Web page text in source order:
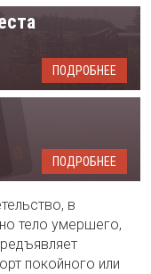
ПОДРОБНЕЕ
ПОДРОБНЕЕ
в
тело умершего,
покойного или